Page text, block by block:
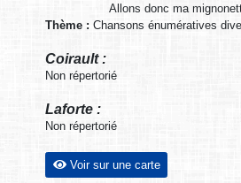
Allons donc ma
Thème : Chansons énumératives
Coirault :
Non répertorié
Laforte :
Non répertorié
Voir sur une carte